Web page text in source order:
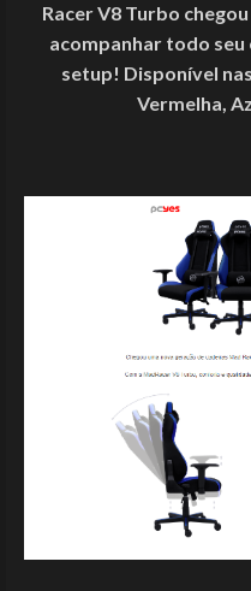
Racer V8 Turbo
acompanhar todo seu
setup! Disponível
Vermelha,